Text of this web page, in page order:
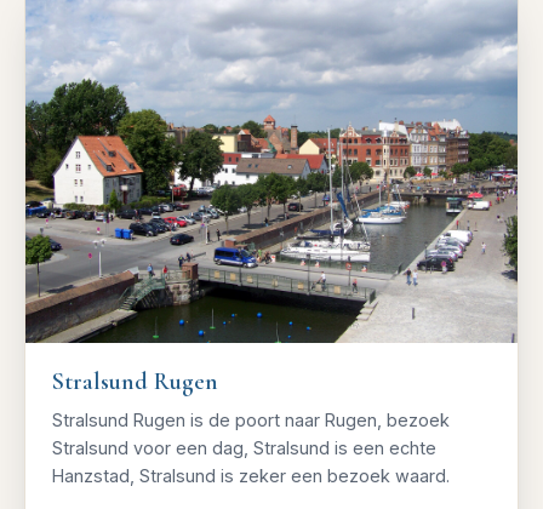
Stralsund Rugen
Stralsund Rugen is de poort naar Rugen, bezoek
Stralsund voor een dag, Stralsund is een echte
Hanzstad, Stralsund is zeker een bezoek waard.